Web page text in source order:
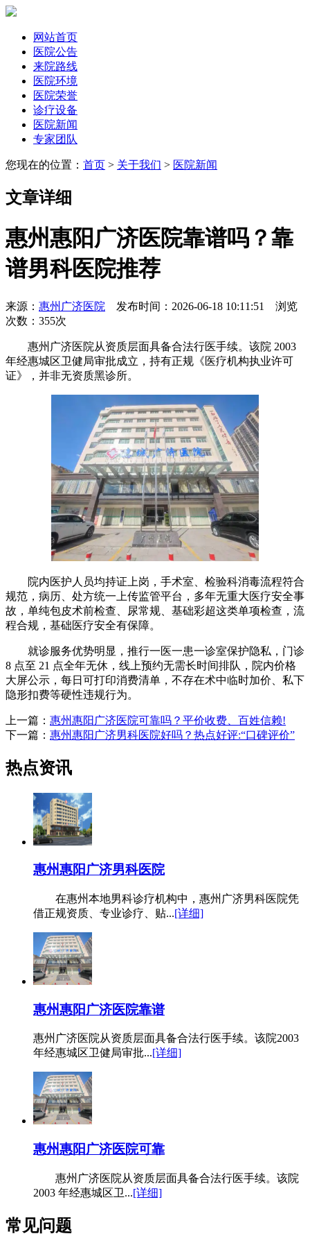
网站首页
医院公告
来院路线
医院环境
医院荣誉
诊疗设备
医院新闻
专家团队
您现在的位置： 首页 > 关于我们 > 医院新闻
文章详细
惠州惠阳广济医院靠谱吗？靠
谱男科医院推荐
来源： 惠州广济医院 发布时间：2026-06-18 10:11:51 浏览
次数： 355次
惠州广济医院从资质层面具备合法行医手续。该院 2003
年经惠城区卫健局审批成立，持有正规《医疗机构执业许可
证》，并非无资质黑诊所。
院内医护人员均持证上岗，手术室、检验科消毒流程符合
规范，病历、处方统一上传监管平台，多年无重大医疗安全事
故，单纯包皮术前检查、尿常规、基础彩超这类单项检查，流
程合规，基础医疗安全有保障。
就诊服务优势明显，推行一医一患一诊室保护隐私，门诊
8 点至 21 点全年无休，线上预约无需长时间排队，院内价格
大屏公示，每日可打印消费清单，不存在术中临时加价、私下
隐形扣费等硬性违规行为。
上一篇： 惠州惠阳广济医院可靠吗？平价收费、百姓信赖!
下一篇： 惠州惠阳广济男科医院好吗？热点好评:“口碑评价”
热点资讯
惠州惠阳广济男科医院
在惠州本地男科诊疗机构中，惠州广济男科医院凭
借正规资质、专业诊疗、贴...[详细]
惠州惠阳广济医院靠谱
惠州广济医院从资质层面具备合法行医手续。该院2003
年经惠城区卫健局审批...[详细]
惠州惠阳广济医院可靠
惠州广济医院从资质层面具备合法行医手续。该院
2003 年经惠城区卫...[详细]
常见问题